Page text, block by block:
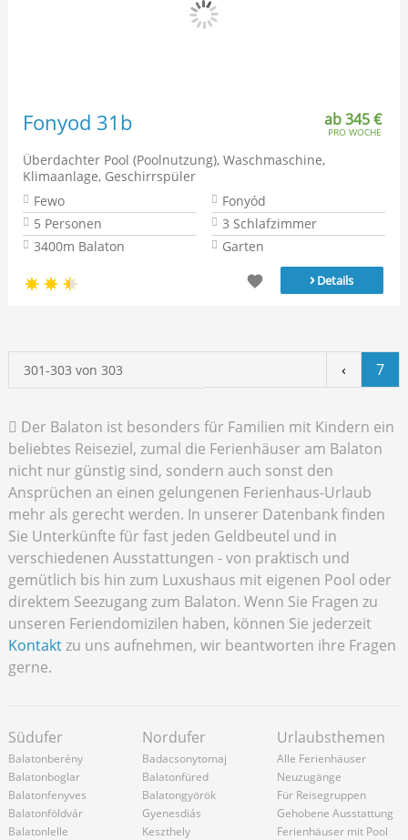
Fonyod 31b ab 345 €
PRO WOCHE
Überdachter Pool (Poolnutzung), Waschmaschine,
Klimaanlage, Geschirrspüler
Fewo
Fonyód
5 Personen
3 Schlafzimmer
3400m Balaton
Garten
›Details
301-303 von 303 ‹ 7
Der Balaton ist besonders für Familien mit Kindern ein
beliebtes Reiseziel, zumal die Ferienhäuser am Balaton
nicht nur günstig sind, sondern auch sonst den
Ansprüchen an einen gelungenen Ferienhaus-Urlaub
mehr als gerecht werden. In unserer Datenbank finden
Sie Unterkünfte für fast jeden Geldbeutel und in
verschiedenen Ausstattungen - von praktisch und
gemütlich bis hin zum Luxushaus mit eigenen Pool oder
direktem Seezugang zum Balaton. Wenn Sie Fragen zu
unseren Feriendomizilen haben, können Sie jederzeit
Kontaktzu uns aufnehmen, wir beantworten ihre Fragen
gerne.
Südufer
Balatonberény
Balatonboglar
Balatonfenyves
Balatonföldvár
Balatonlelle
Nordufer
Badacsonytomaj
Balatonfüred
Balatongyörök
Gyenesdiás
Keszthely
Urlaubsthemen
Alle Ferienhäuser
Neuzugänge
Für Reisegruppen
Gehobene Ausstattung
Ferienhäuser mit Pool